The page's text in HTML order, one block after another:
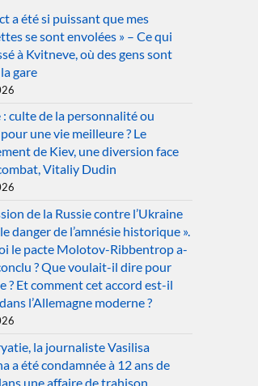
a été si puissant que mes
se sont envolées » – Ce qui
à Kvitneve, où des gens sont
gare
culte de la personnalité ou
une vie meilleure ? Le
de Kiev, une diversion face
Vitaliy Dudin
de la Russie contre l’Ukraine
danger de l’amnésie historique ».
le pacte Molotov-Ribbentrop a-
? Que voulait-il dire pour
? Et comment cet accord est-il
l’Allemagne moderne ?
la journaliste Vasilisa
a été condamnée à 12 ans de
une affaire de trahison